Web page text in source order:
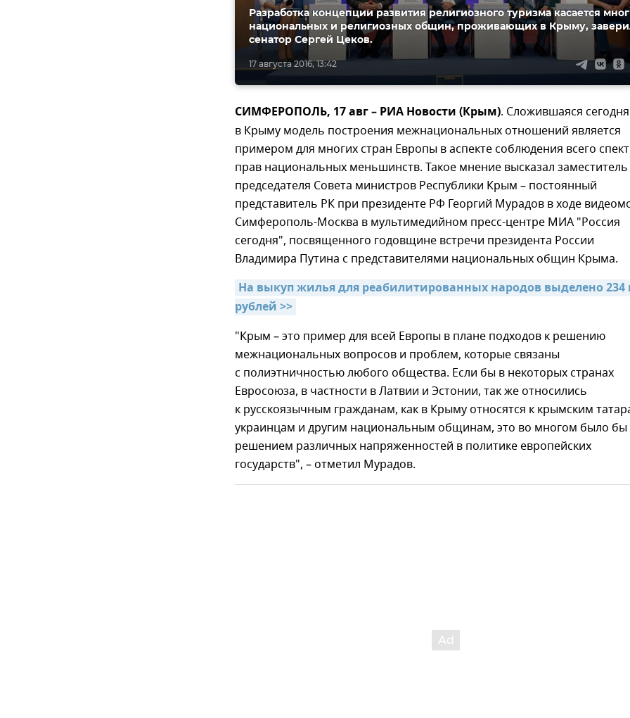
17 августа 2016, 13:42
Разработка концепции развития религиозного туризма касается
национальных и религиозных общин, проживающих в Крыму,
сенатор Сергей Цеков.
СИМФЕРОПОЛЬ, 17 авг – РИА Новости (Крым). Сложившаяся сегодня
в Крыму модель построения межнациональных отношений является
примером для многих стран Европы в аспекте соблюдения всего
прав национальных меньшинств. Такое мнение высказал заместитель
председателя Совета министров Республики Крым – постоянный
представитель РК при президенте РФ Георгий Мурадов в ходе
Симферополь-Москва в мультимедийном пресс-центре МИА "Россия
сегодня", посвященного годовщине встречи президента России
Владимира Путина с представителями национальных общин Крыма.
На выкуп жилья для реабилитированных народов выделено
рублей >>
"Крым – это пример для всей Европы в плане подходов к решению
межнациональных вопросов и проблем, которые связаны
с полиэтничностью любого общества. Если бы в некоторых странах
Евросоюза, в частности в Латвии и Эстонии, так же относились
к русскоязычным гражданам, как в Крыму относятся к крымским
украинцам и другим национальным общинам, это во многом было бы
решением различных напряженностей в политике европейских
государств", – отметил Мурадов.